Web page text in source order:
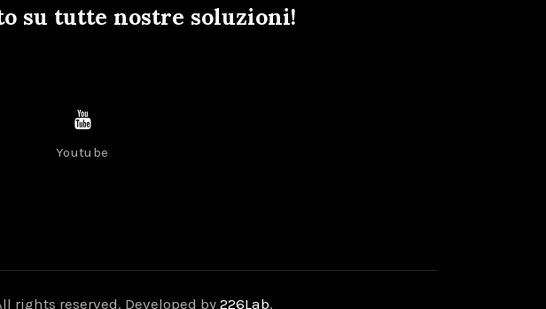
su tutte nostre soluzioni!
Youtube
rights reserved. Developed by226Lab.